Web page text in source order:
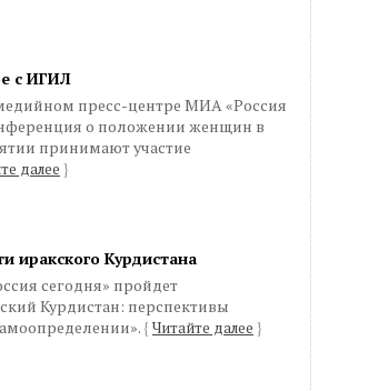
с ИГИЛ
пресс-центре МИА «Россия
о положении женщин в
принимают участие
далее }
иракского Курдистана
сегодня» пройдет
Курдистан: перспективы
{ Читайте далее }